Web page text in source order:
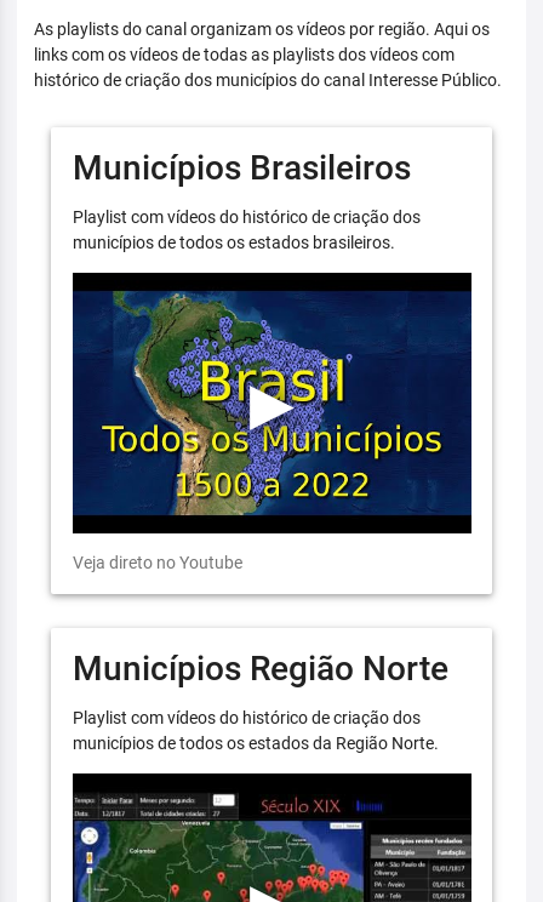
As playlists do canal organizam os vídeos por região. Aqui os
links com os vídeos de todas as playlists dos vídeos com
histórico de criação dos municípios do canal Interesse Público.
Municípios Brasileiros
Playlist com vídeos do histórico de criação dos
municípios de todos os estados brasileiros.
Veja direto no Youtube
Municípios Região Norte
Playlist com vídeos do histórico de criação dos
municípios de todos os estados da Região Norte.